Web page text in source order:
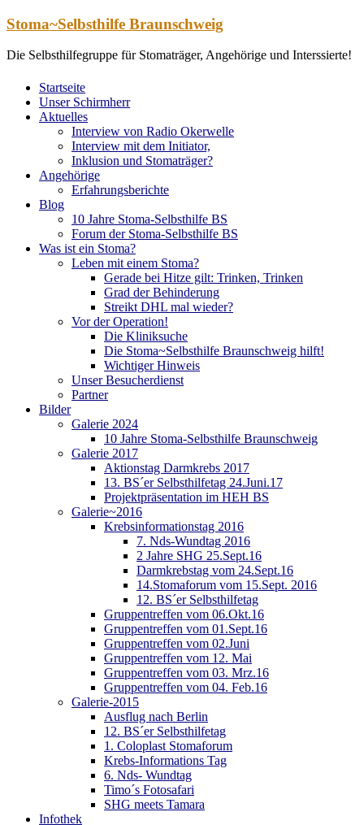
Zum
springen
Stoma~Selbsthilfe Braunschweig
Die Selbsthilfegruppe für Stomaträger, Angehörige und Interssierte!
Startseite
Unser Schirmherr
Aktuelles
Interview von Radio Okerwelle
Interview mit dem Initiator,
Inklusion und Stomaträger?
Angehörige
Erfahrungsberichte
Blog
10 Jahre Stoma-Selbsthilfe BS
Forum der Stoma-Selbsthilfe BS
Was ist ein Stoma?
Leben mit einem Stoma?
Gerade bei Hitze gilt: Trinken, Trinken
Grad der Behinderung
Streikt DHL mal wieder?
Vor der Operation!
Die Kliniksuche
Die Stoma~Selbsthilfe Braunschweig hilft!
Wichtiger Hinweis
Unser Besucherdienst
Partner
Bilder
Galerie 2024
10 Jahre Stoma-Selbsthilfe Braunschweig
Galerie 2017
Aktionstag Darmkrebs 2017
13. BS´er Selbsthilfetag 24.Juni.17
Projektpräsentation im HEH BS
Galerie~2016
Krebsinformationstag 2016
7. Nds-Wundtag 2016
2 Jahre SHG 25.Sept.16
Darmkrebstag vom 24.Sept.16
14.Stomaforum vom 15.Sept. 2016
12. BS´er Selbsthilfetag
Gruppentreffen vom 06.Okt.16
Gruppentreffen vom 01.Sept.16
Gruppentreffen vom 02.Juni
Gruppentreffen vom 12. Mai
Gruppentreffen vom 03. Mrz.16
Gruppentreffen vom 04. Feb.16
Galerie-2015
Ausflug nach Berlin
12. BS´er Selbsthilfetag
1. Coloplast Stomaforum
Krebs-Informations Tag
6. Nds- Wundtag
Timo´s Fotosafari
SHG meets Tamara
Infothek